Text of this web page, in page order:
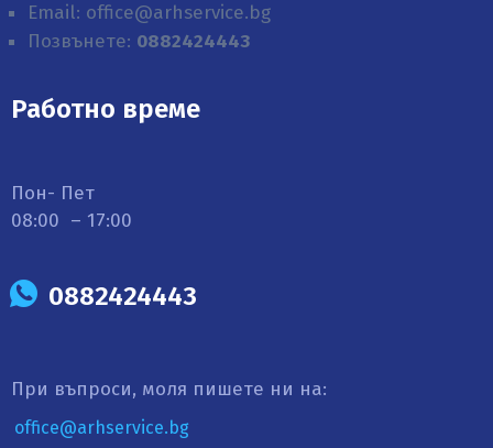
Email: office@arhservice.bg
Позвънете: 0882424443
Работно време
Пон- Пет
08:00 – 17:00
0882424443
При въпроси, моля пишете ни на:
office@arhservice.bg